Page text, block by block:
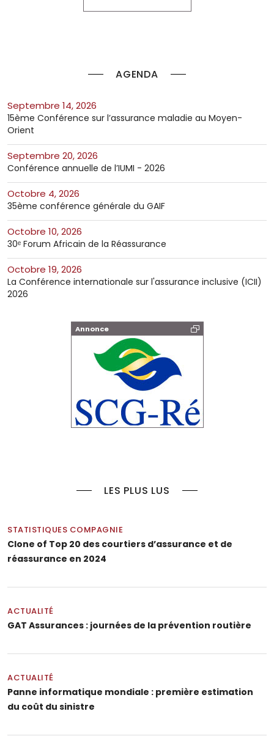
AGENDA
septembre 14, 2026
15ème Conférence sur l’assurance maladie au Moyen-
Orient
septembre 20, 2026
Conférence annuelle de l’IUMI - 2026
octobre 4, 2026
35ème conférence générale du GAIF
octobre 10, 2026
30ᵉ Forum Africain de la Réassurance
octobre 19, 2026
La Conférence internationale sur l'assurance inclusive (ICII)
2026
Annonce
LES PLUS LUS
STATISTIQUES COMPAGNIE
Clone of Top 20 des courtiers d’assurance et de
réassurance en 2024
ACTUALITÉ
GAT Assurances : journées de la prévention routière
ACTUALITÉ
Panne informatique mondiale : première estimation
du coût du sinistre